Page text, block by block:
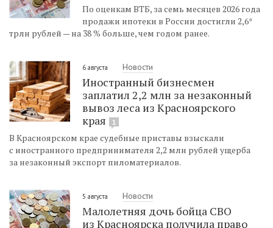
По оценкам ВТБ, за семь месяцев 2026 года
продажи ипотеки в России достигли 2,6*
трлн рублей — на 38 % больше, чем годом ранее.
6 августа Новости
Иностранный бизнесмен
заплатил 2,2 млн за незаконный
вывоз леса из Красноярского
края
1
В Красноярском крае судебные приставы взыскали
с иностранного предпринимателя 2,2 млн рублей ущерба
за незаконный экспорт пиломатериалов.
5 августа Новости
Малолетняя дочь бойца СВО
из Красноярска получила право